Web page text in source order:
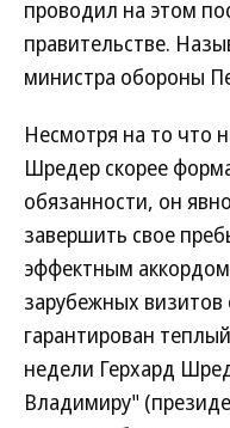
проводил на этом
правительстве.
министра обороны
Несмотря на то что
Шредер скорее
обязанности, он
завершить свое
эффектным
зарубежных
гарантирован
недели Герхард
Владимиру"